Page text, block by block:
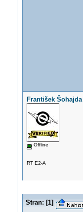
František Šohajda
Offline
RT E2-A
Stran: [1]